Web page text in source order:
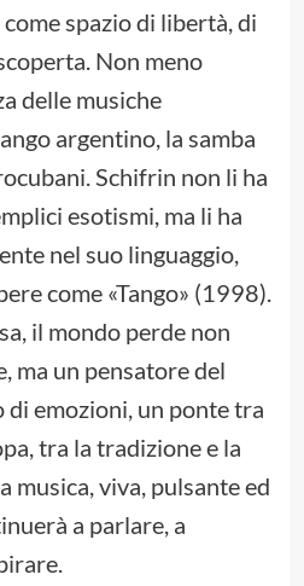
spazio di libertà, di
Non meno
delle musiche
argentino, la samba
Schifrin non li ha
esotismi, ma li ha
nel suo linguaggio,
come «Tango» (1998).
il mondo perde non
ma un pensatore del
emozioni, un ponte tra
tra la tradizione e la
musica, viva, pulsante ed
a parlare, a